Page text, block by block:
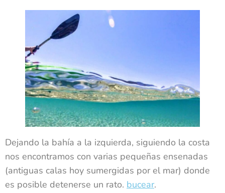
Dejando la bahía a la izquierda, siguiendo la costa
nos encontramos con varias pequeñas ensenadas
(antiguas calas hoy sumergidas por el mar) donde
es posible detenerse un rato. bucear.